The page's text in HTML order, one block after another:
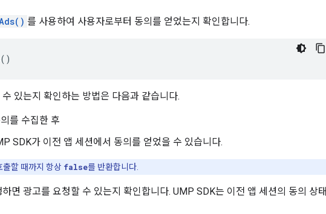
를 사용하여 사용자로부터 동의를 얻었는지 확인합니다.
()
있는지 확인하는 방법은 다음과 같습니다.
를 수집한 후
SDK가 이전 앱 세션에서 동의를 얻었을 수 있습니다.
출할 때까지 항상 false를 반환합니다.
면 광고를 요청할 수 있는지 확인합니다. UMP SDK는 이전 앱 세션의 동의 상태